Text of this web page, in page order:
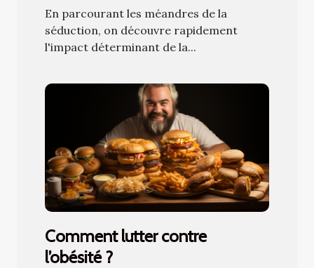
En parcourant les méandres de la
séduction, on découvre rapidement
l'impact déterminant de la...
Comment lutter contre
l’obésité ?